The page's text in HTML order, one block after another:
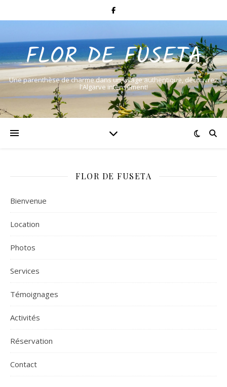
FLOR DE FUSETA
Une parenthèse de charme dans un village authentique, découvrez
l'Algarve intensément!
FLOR DE FUSETA
Bienvenue
Location
Photos
Services
Témoignages
Activités
Réservation
Contact